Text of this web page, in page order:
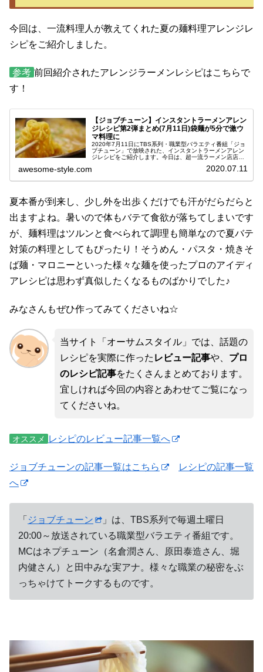
今回は、一流料理人が教えてくれた夏の麺料理アレンジレ
シピをご紹介しました。
参考 前回紹介されたアレンジラーメンレシピはこちらで
す！
【ジョブチューン】インスタントラーメンアレン
ジレシピ第2弾まとめ(7月11日)袋麺が5分で激ウ
マ料理に
2020年7月11日にTBS系列・職業型バラエティ番組「ジョ
ブチューン」で放映された、インスタントラーメンアレン
ジレシピをご紹介します。今日は、超一流ラーメン店店主
awesome-style.com 2020.07.11
夏本番が到来し、少し外を出歩くだけでも汗がだらだらと
出ますよね。暑いので体もバテて食欲が落ちてしまいです
が、麺料理はツルンと食べられて調理も簡単なので夏バテ
対策の料理としてもぴったり！そうめん・パスタ・焼きそ
ば麺・マロニーといった様々な麺を使ったプロのアイディ
アレシピは思わず真似したくなるものばかりでした♪
みなさんもぜひ作ってみてくださいね☆
当サイト「オーサムスタイル」では、話題の
レシピを実際に作った レビュー記事や、 プロ
のレシピ記事をたくさんまとめております。
宜しければ今回の内容とあわせてご覧になっ
てくださいね。
オススメ レシピのレビュー記事一覧へ
ジョブチューンの記事一覧はこちら
レシピの記事一覧
へ
「 ジョブチューン
」は、TBS系列で毎週土曜日
20:00～放送されている職業型バラエティ番組です。
MCはネプチューン（名倉潤さん、原田泰造さん、堀
内健さん）と田中みな実アナ。様々な職業の秘密をぶ
っちゃけてトークするものです。